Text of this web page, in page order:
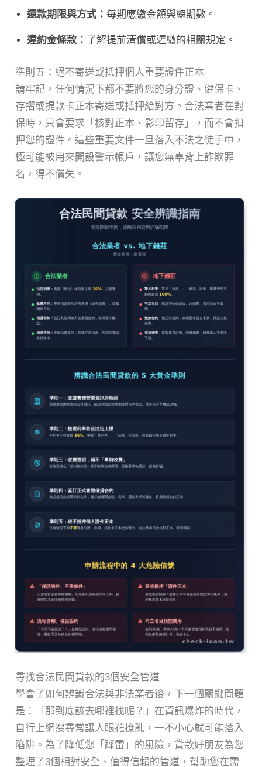
還款期限與方式：每期應繳金額與總期數。
違約金條款： 了解提前清償或遲繳的相關規定。
準則五：絕不寄送或抵押個人重要證件正本
請牢記，任何情況下都不要將您的身分證、健保卡、
存摺或提款卡正本寄送或抵押給對方。合法業者在對
保時，只會要求「核對正本、影印留存」，而不會扣
押您的證件。這些重要文件一旦落入不法之徒手中，
極可能被用來開設警示帳戶，讓您無辜背上詐欺罪
名，得不償失。
尋找合法民間貸款的3個安全管道
學會了如何辨識合法與非法業者後，下一個關鍵問題
是：「那到底該去哪裡找呢？」在資訊爆炸的時代，
自行上網搜尋常讓人眼花撩亂，一不小心就可能落入
陷阱。為了降低您「踩雷」的風險，貸款好朋友為您
整理了3個相對安全、值得信賴的管道，幫助您在需